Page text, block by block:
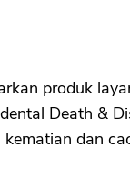
produk
Death &
dan